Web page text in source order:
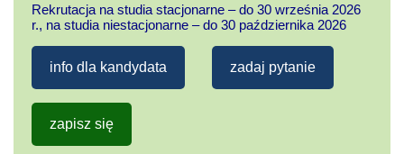
Rekrutacja na studia stacjonarne – do 30 września 2026
r., na studia niestacjonarne – do 30 października 2026
info dla kandydata zadaj pytanie
zapisz się